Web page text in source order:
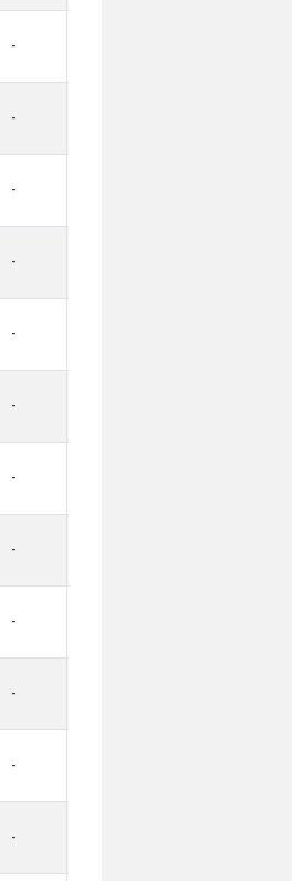
-
-
-
-
-
-
-
-
-
-
-
-